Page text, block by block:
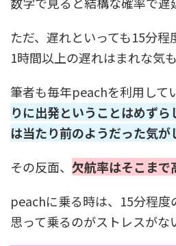
ただ、遅れといっても15分
1時間以上の遅れはまれな気も
筆者も毎年peachを利用して
りに出発ということはめず
は当たり前のようだった気が
その反面、 欠航率はそこまで
peachに乗る時は、15分程度
思って乗るのがストレスがな